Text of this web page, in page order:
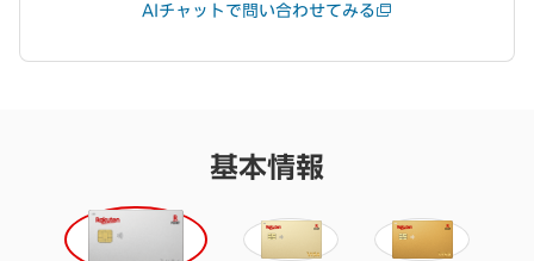
AIチャットで問い合わせてみる
基本情報